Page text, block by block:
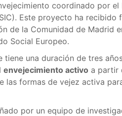
coordinado por
Este proyecto ha recibido
de la Comunidad de Madrid
Social Europeo.
tiene una duración de tres
envejecimiento activo a partir
las formas de vejez activa
por un equipo de